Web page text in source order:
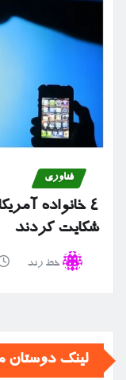
فناوری
۴ خانواده
شکایت کردند
خط رند
لینک دوستان